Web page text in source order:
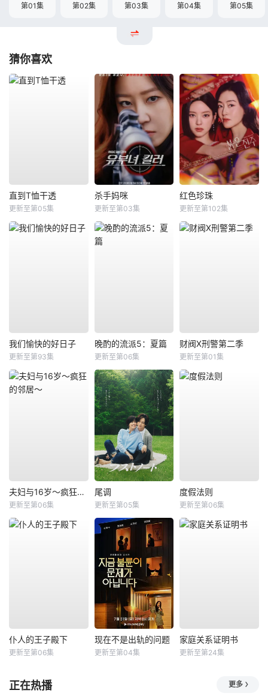
第01集 第02集 第03集 第04集 第05集
猜你喜欢
直到T恤干透
更新至第05集
杀手妈咪
更新至第03集
红色珍珠
更新至第102集
我们愉快的好日子
更新至第93集
晚酌的流派5：夏篇
更新至第06集
财阀X刑警第二季
更新至第01集
夫妇与16岁～疯狂的邻居～
更新至第06集
尾调
更新至第05集
度假法则
更新至第06集
仆人的王子殿下
更新至第06集
现在不是出轨的问题
更新至第04集
家庭关系证明书
更新至第24集
正在热播 更多